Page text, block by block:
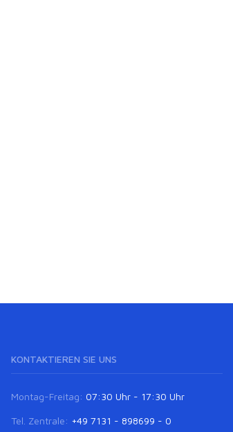
KONTAKTIEREN SIE UNS
Montag-Freitag: 07:30 Uhr - 17:30 Uhr
Tel. Zentrale: +49 7131 - 898699 - 0